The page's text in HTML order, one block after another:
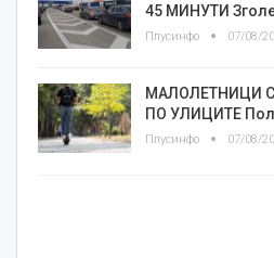
45 МИНУТИ
Плусинфо 07/08/
МАЛОЛЕТНИЦИ
ПО УЛИЦИТЕ
Плусинфо 07/08/